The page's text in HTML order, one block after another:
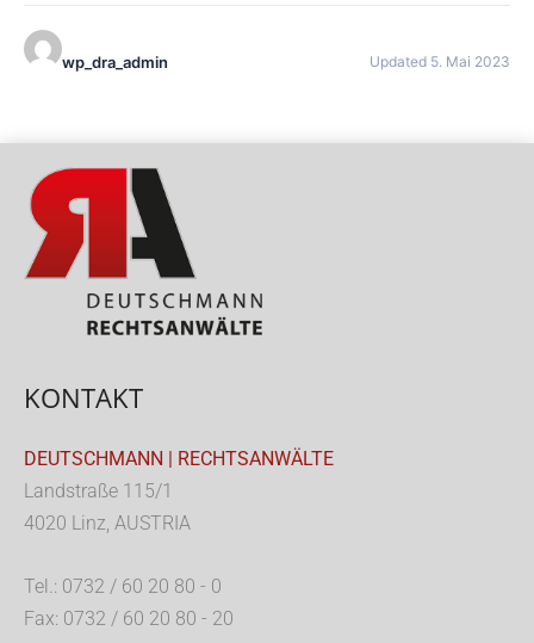
wp_dra_admin Updated 5. Mai 2023
KONTAKT
DEUTSCHMANN | RECHTSANWÄLTE
Landstraße 115/1
4020 Linz, AUSTRIA
Tel.: 0732 / 60 20 80 - 0
Fax: 0732 / 60 20 80 - 20